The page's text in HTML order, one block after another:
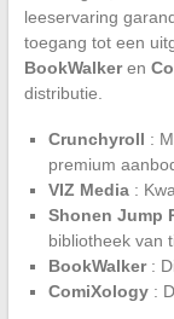
leeservaring
toegang tot een
BookWalkeren
distributie.
Crunchyroll :
premium
VIZ Media:
Shonen Jump
bibliotheek van
BookWalker:
ComiXology: